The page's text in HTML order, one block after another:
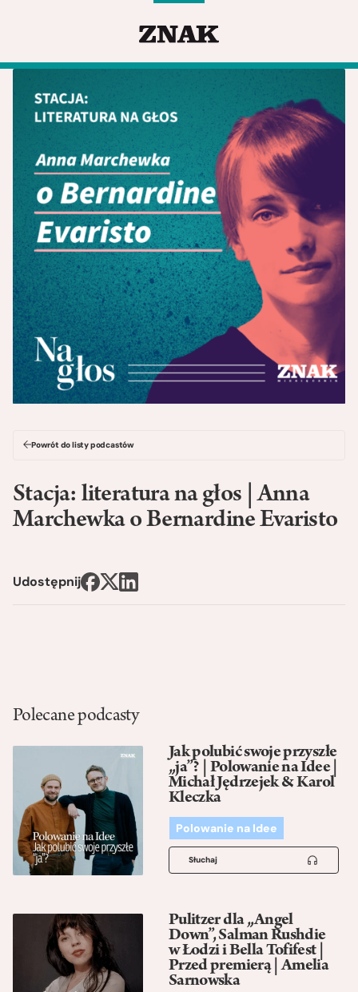
Powrót do listy podcastów
Stacja: literatura na głos | Anna
Marchewka o Bernardine Evaristo
Udostępnij
Polecane podcasty
Jak polubić swoje przyszłe
„ja”? | Polowanie na Idee |
Michał Jędrzejek & Karol
Kleczka
Polowanie na Idee
Słuchaj
Pulitzer dla „Angel
Down”, Salman Rushdie
w Łodzi i Bella Tofifest |
Przed premierą | Amelia
Sarnowska